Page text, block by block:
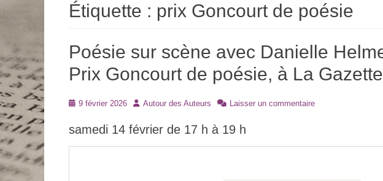
Étiquette : prix Goncourt de poésie
Poésie sur scène avec Danielle
Prix Goncourt de poésie, à La
Posté9 février 2026 Auteur
Autour des Auteurs Laisser un commentaire
samedi 14 février de 17 h à 19 h